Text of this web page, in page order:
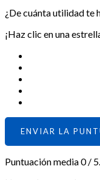
¿De cuánta utilidad te
¡Haz clic en una
ENVIAR LA
Puntuación media0/